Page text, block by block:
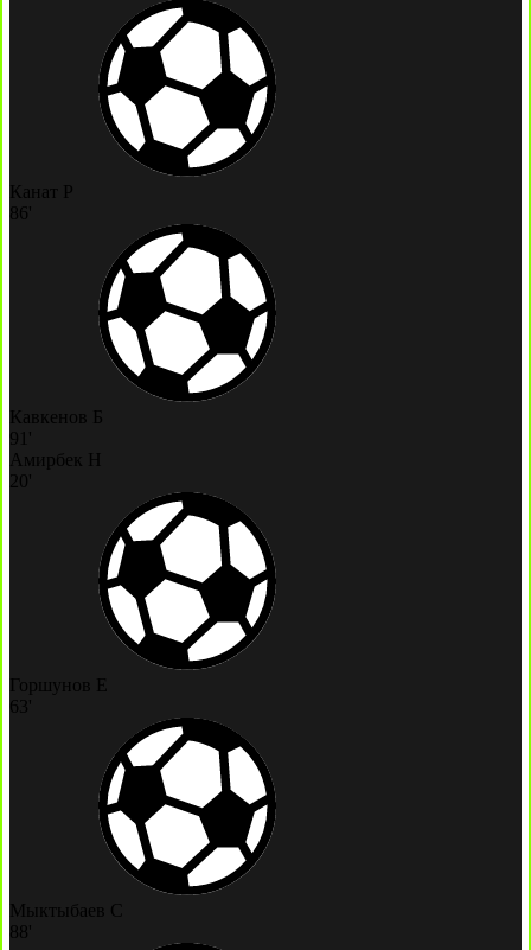
Канат Р
86'
Кавкенов Б
91'
Амирбек Н
20'
Горшунов Е
63'
Мыктыбаев С
88'